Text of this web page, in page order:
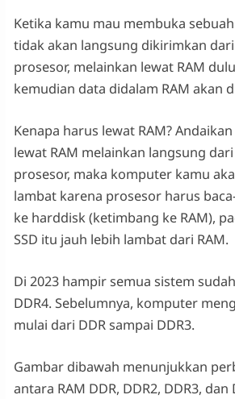
Ketika kamu mau membuka
tidak akan langsung dikirimkan
prosesor, melainkan lewat RAM
kemudian data didalam RAM akan
Kenapa harus lewat RAM?
lewat RAM melainkan langsung
prosesor, maka komputer kamu
lambat karena prosesor harus
ke harddisk (ketimbang ke RAM),
SSD itu jauh lebih lambat dari RAM.
Di 2023 hampir semua sistem
DDR4. Sebelumnya, komputer
mulai dari DDR sampai DDR3.
Gambar dibawah menunjukkan
antara RAM DDR, DDR2, DDR3, dan